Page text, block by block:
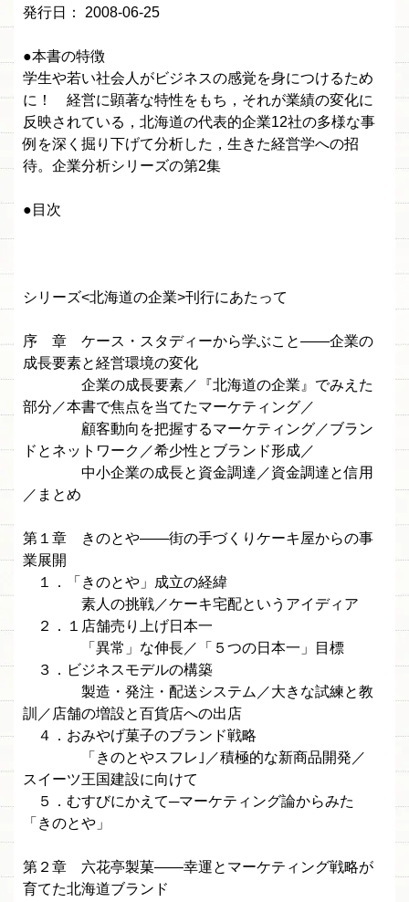
発行日： 2008-06-25
●本書の特徴
学生や若い社会人がビジネスの感覚を身につけるため
に！ 経営に顕著な特性をもち，それが業績の変化に
反映されている，北海道の代表的企業12社の多様な事
例を深く掘り下げて分析した，生きた経営学への招
待。企業分析シリーズの第2集
●目次
シリーズ<北海道の企業>刊行にあたって
序 章 ケース・スタディーから学ぶこと——企業の
成長要素と経営環境の変化
企業の成長要素／『北海道の企業』でみえた
部分／本書で焦点を当てたマーケティング／
顧客動向を把握するマーケティング／ブラン
ドとネットワーク／希少性とブランド形成／
中小企業の成長と資金調達／資金調達と信用
／まとめ
第１章 きのとや——街の手づくりケーキ屋からの事
業展開
１．「きのとや」成立の経緯
素人の挑戦／ケーキ宅配というアイディア
２．１店舗売り上げ日本一
「異常」な伸長／「５つの日本一」目標
３．ビジネスモデルの構築
製造・発注・配送システム／大きな試練と教
訓／店舗の増設と百貨店への出店
４．おみやげ菓子のブランド戦略
「きのとやスフレ｣／積極的な新商品開発／
スイーツ王国建設に向けて
５．むすびにかえて─マーケティング論からみた
「きのとや」
第２章 六花亭製菓——幸運とマーケティング戦略が
育てた北海道ブランド